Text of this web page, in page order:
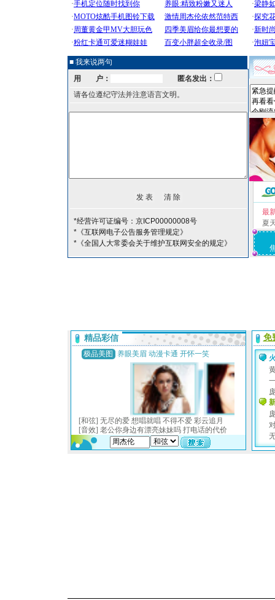
■ 我来说两句
用 户：
匿名发出：
请各位遵纪守法并注意语言文明。
*经营许可证编号：京ICP00000008号
*《互联网电子公告服务管理规定》
*《全国人大常委会关于维护互联网安全的规定》
最
夏